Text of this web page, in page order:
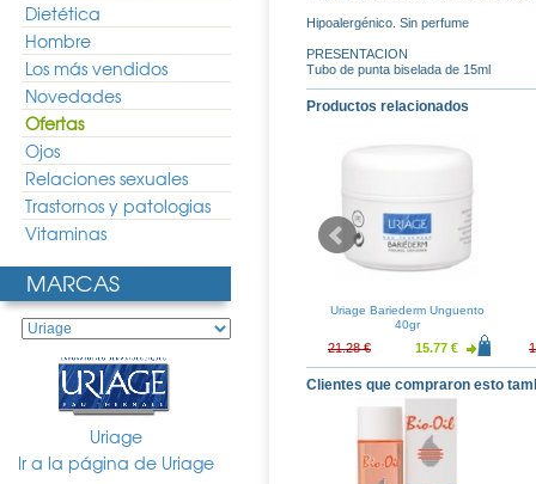
Dietética
Hombre
Los más vendidos
Novedades
Ofertas
Ojos
Relaciones sexuales
Trastornos y patologias
Vitaminas
MARCAS
Uriage
Ir a la página de Uriage
Hipoalergénico. Sin perfume
PRESENTACION
Tubo de punta biselada de 15ml
Productos relacionados
300ml Uriage Agua Termal 150ml
Uriage Bariederm Unguento
40gr
21.28 € 15.77 €
Clientes que compraron esto